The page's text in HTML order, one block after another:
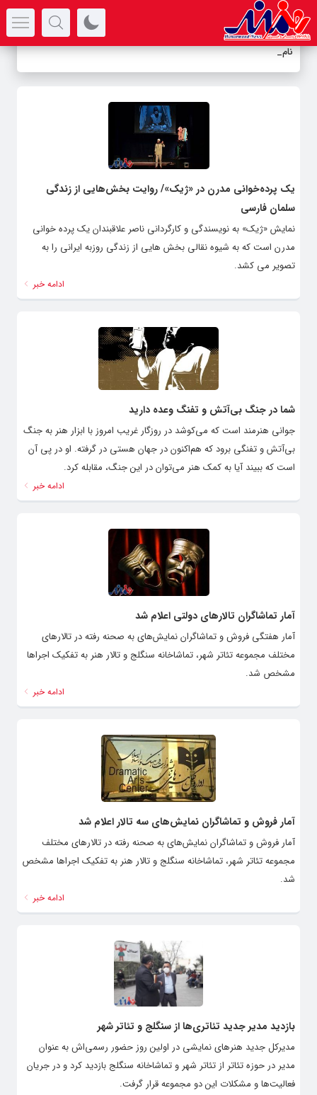
نامزدی_
یک پرده‌خوانی مدرن در «ژیک»/ روایت بخش‌هایی از زندگی
سلمان فارسی
نمایش «ژیک» به نویسندگی و کارگردانی ناصر علاقبندان یک پرده خوانی
مدرن است که به شیوه نقالی بخش هایی از زندگی روزبه ایرانی را به
تصویر می کشد.
ادامه خبر
شما در جنگ بی‌آتش و تفنگ وعده دارید
جوانی هنرمند است که می‌کوشد در روزگار غریب امروز با ابزار هنر به جنگ
بی‌آتش و تفنگی برود که هم‌اکنون در جهان هستی در گرفته. او در پی آن
است که ببیند آیا به کمک هنر می‌توان در این جنگ، مقابله کرد.
ادامه خبر
آمار تماشاگران تالارهای دولتی اعلام شد
آمار هفتگی فروش و تماشاگران نمایش‌های به صحنه رفته در تالارهای
مختلف مجموعه تئاتر شهر، تماشاخانه سنگلج و تالار هنر به تفکیک اجراها
مشخص شد.
ادامه خبر
آمار فروش و تماشاگران نمایش‌های سه تالار اعلام شد
آمار فروش و تماشاگران نمایش‌های به صحنه رفته در تالارهای مختلف
مجموعه تئاتر شهر، تماشاخانه سنگلج و تالار هنر به تفکیک اجراها مشخص
شد.
ادامه خبر
بازدید مدیر جدید تئاتری‌ها از سنگلج و تئاتر شهر
مدیرکل جدید هنرهای نمایشی در اولین روز حضور رسمی‌اش به عنوان
مدیر در حوزه تئاتر از تئاتر شهر و تماشاخانه سنگلج بازدید کرد و در جریان
فعالیت‌ها و مشکلات این دو مجموعه قرار گرفت.